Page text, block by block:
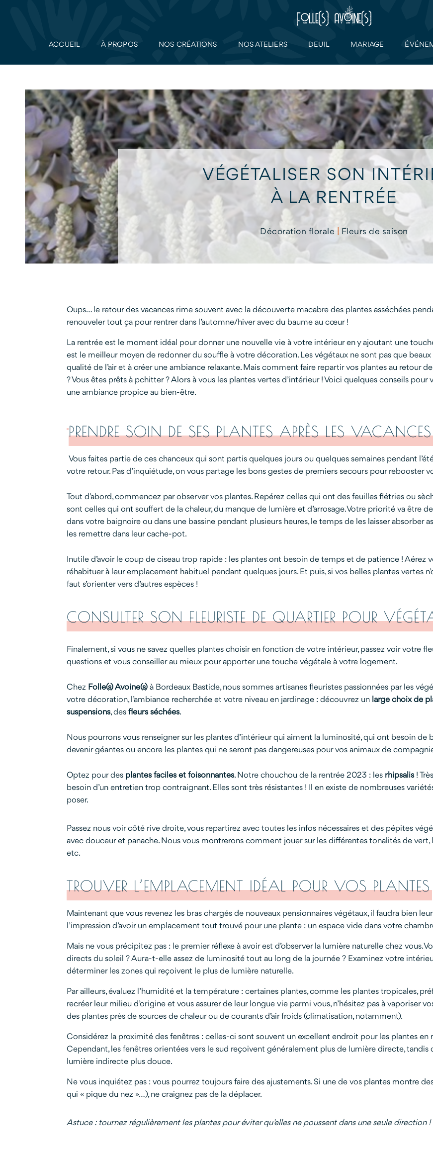
ACCUEIL À PROPOS NOS CRÉATIONS NOS ATELIERS DEUIL MARIAGE
VÉGÉTALISER SON
À LA RENTRÉE
Décoration florale Fleurs de saison
Oups… le retour des vacances rime souvent avec la découverte macabre des plantes asséchées
renouveler tout ça pour rentrer dans l’automne/hiver avec du baume au cœur !
La rentrée est le moment idéal pour donner une nouvelle vie à votre intérieur en y ajoutant une
est le meilleur moyen de redonner du souffle à votre décoration. Les végétaux ne sont pas que
qualité de l’air et à créer une ambiance relaxante. Mais comment faire repartir vos plantes au retour
? Vous êtes prêts à pchitter ? Alors à vous les plantes vertes d’intérieur ! Voici quelques conseils
une ambiance propice au bien-être.
PRENDRE SOIN DE SES PLANTES APRÈS LES VACANCES
Vous faites partie de ces chanceux qui sont partis quelques jours ou quelques semaines pendant
votre retour. Pas d’inquiétude, on vous partage les bons gestes de premiers secours pour rebooster
Tout d’abord, commencez par observer vos plantes. Repérez celles qui ont des feuilles flétries ou
sont celles qui ont souffert de la chaleur, du manque de lumière et d’arrosage. Votre priorité va être
dans votre baignoire ou dans une bassine pendant plusieurs heures, le temps de les laisser absorber
les remettre dans leur cache-pot.
Inutile d’avoir le coup de ciseau trop rapide : les plantes ont besoin de temps et de patience ! Aérez
réhabituer à leur emplacement habituel pendant quelques jours. Et puis, si vos belles plantes vertes
faut s’orienter vers d’autres espèces !
CONSULTER SON FLEURISTE DE QUARTIER POUR
Finalement, si vous ne savez quelles plantes choisir en fonction de votre intérieur, passez voir votre
questions et vous conseiller au mieux pour apporter une touche végétale à votre logement.
Chez Folle(s) Avoine(s) à Bordeaux Bastide, nous sommes artisanes fleuristes passionnées par les
votre décoration, l’ambiance recherchée et votre niveau en jardinage : découvrez un large choix de
suspensions, desfleurs séchées.
Nous pourrons vous renseigner sur les plantes d’intérieur qui aiment la luminosité, qui ont besoin de
devenir géantes ou encore les plantes qui ne seront pas dangereuses pour vos animaux de
Optez pour des plantes faciles et foisonnantes. Notre chouchou de la rentrée 2023 : les rhipsalis!
besoin d’un entretien trop contraignant. Elles sont très résistantes ! Il en existe de nombreuses
poser.
Passez nous voir côté rive droite, vous repartirez avec toutes les infos nécessaires et des pépites
avec douceur et panache. Nous vous montrerons comment jouer sur les différentes tonalités de vert,
etc.
TROUVER L’EMPLACEMENT IDÉAL POUR VOS PLANTES
Maintenant que vous revenez les bras chargés de nouveaux pensionnaires végétaux, il faudra bien
l’impression d’avoir un emplacement tout trouvé pour une plante : un espace vide dans votre
Mais ne vous précipitez pas : le premier réflexe à avoir est d’observer la lumière naturelle chez vous.
directs du soleil ? Aura-t-elle assez de luminosité tout au long de la journée ? Examinez votre
déterminer les zones qui reçoivent le plus de lumière naturelle.
Par ailleurs, évaluez l’humidité et la température : certaines plantes, comme les plantes tropicales,
recréer leur milieu d’origine et vous assurer de leur longue vie parmi vous, n’hésitez pas à vaporiser
des plantes près de sources de chaleur ou de courants d’air froids (climatisation, notamment).
Considérez la proximité des fenêtres : celles-ci sont souvent un excellent endroit pour les plantes en
Cependant, les fenêtres orientées vers le sud reçoivent généralement plus de lumière directe,
lumière indirecte plus douce.
Ne vous inquiétez pas : vous pourrez toujours faire des ajustements. Si une de vos plantes montre
qui « pique du nez »…), ne craignez pas de la déplacer.
Astuce : tournez régulièrement les plantes pour éviter qu’elles ne poussent dans une seule direction !